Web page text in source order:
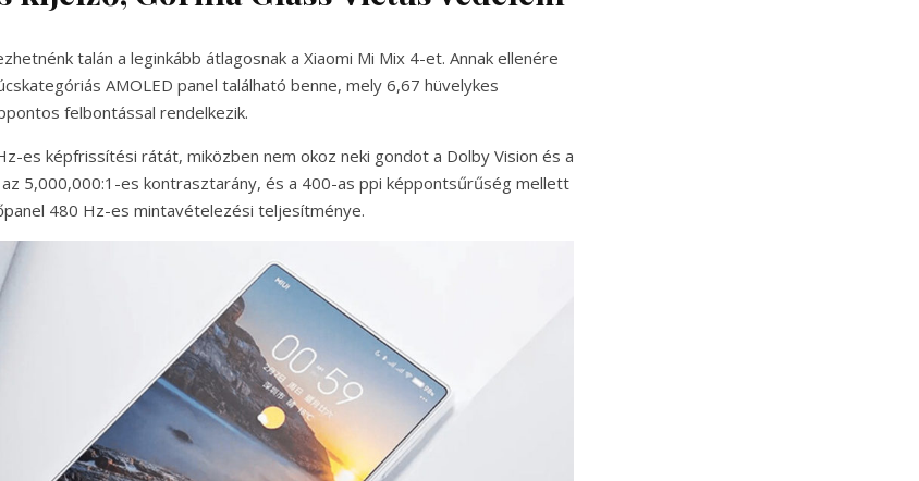
talán a leginkább átlagosnak a Xiaomi Mi Mix 4-et. Annak ellenére
AMOLED panel található benne, mely 6,67 hüvelykes
felbontással rendelkezik.
es képfrissítési rátát, miközben nem okoz neki gondot a Dolby Vision és a
5,000,000:1-es kontrasztarány, és a 400-as ppi képpontsűrűség mellett
480 Hz-es mintavételezési teljesítménye.